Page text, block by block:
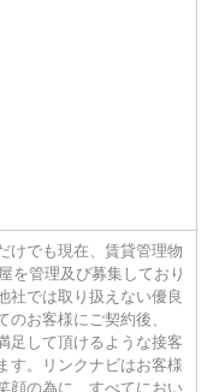
けでも現在、賃貸管理物
を管理及び募集しており
社では取り扱えない優良
お客様にご契約後、
足して頂けるような接客
す。リンクナビはお客様
顔の為に、すべてにおい